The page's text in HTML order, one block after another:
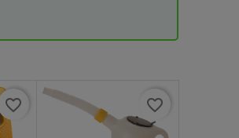
favorite_border favorite_border